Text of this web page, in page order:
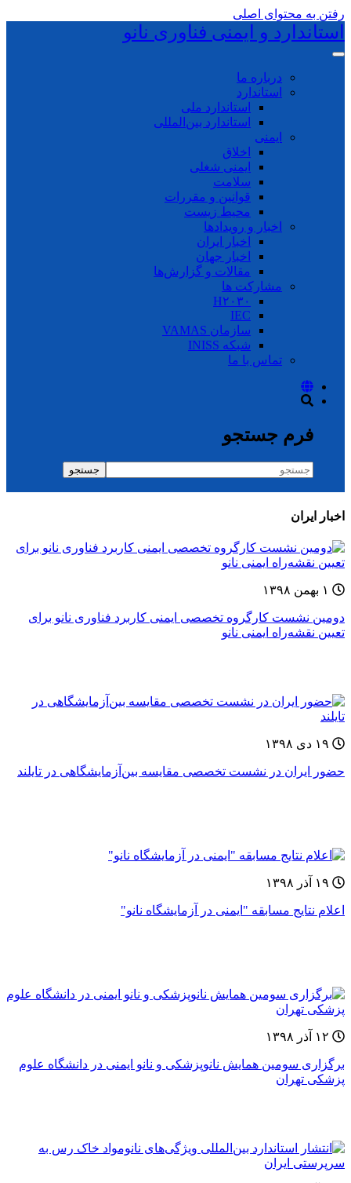
رفتن به محتوای اصلی
استاندارد و ایمنی فناوری نانو
درباره ما
استاندارد
استاندارد ملی
استاندارد بین‌المللی
ایمنی
اخلاق
ایمنی شغلی
سلامت
قوانین و مقررات
محیط زیست
اخبار و رویدادها
اخبار ایران
اخبار جهان
مقالات و گزارش‌ها
مشارکت ها
H۲۰۳۰
IEC
سازمان VAMAS
شبکه INISS
تماس با ما
فرم جستجو
جستجو
اخبار ایران
دومین نشست کارگروه تخصصی ایمنی کاربرد فناوری نانو برای
تعیین نقشه‌راه ایمنی ‌نانو
حضور ایران در نشست تخصصی مقایسه‌ بین‌آزمایشگاهی در تایلند
اعلام نتایج مسابقه "ایمنی در آزمایشگاه نانو"
برگزاری سومین همایش نانوپزشکی و نانو ایمنی در دانشگاه علوم
پزشکی تهران